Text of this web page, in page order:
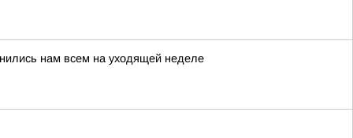
нам всем на уходящей неделе